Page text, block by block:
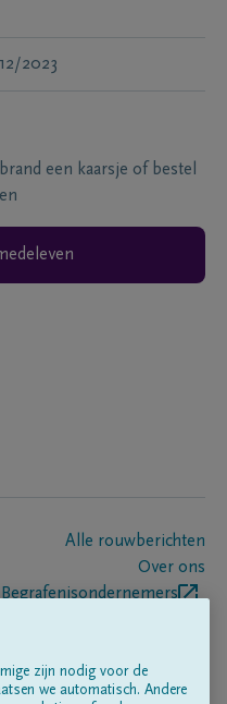
2023
een kaarsje of bestel
Alle rouwberichten
Over ons
Begrafenisondernemers
zijn nodig voor de
we automatisch. Andere